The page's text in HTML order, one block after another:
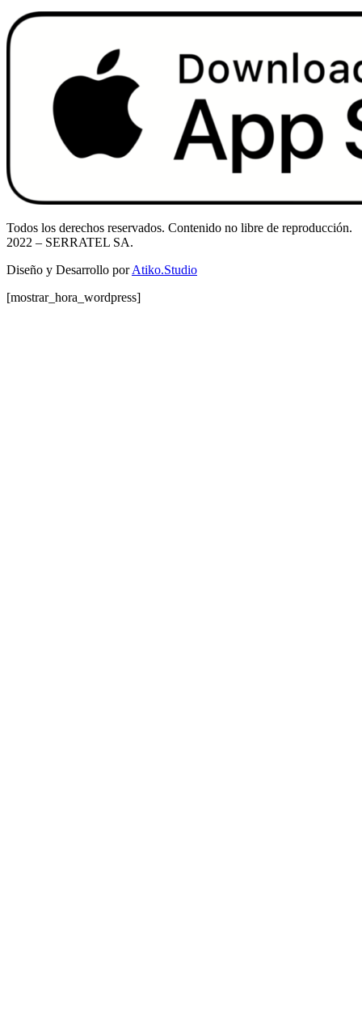
Todos los derechos reservados. Contenido no libre de reproducción.
2022 – SERRATEL SA.
Diseño y Desarrollo porAtiko.Studio
[mostrar_hora_wordpress]